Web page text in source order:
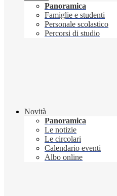
Panoramica
Famiglie e studenti
Personale scolastico
Percorsi di studio
Novità
Panoramica
Le notizie
Le circolari
Calendario eventi
Albo online